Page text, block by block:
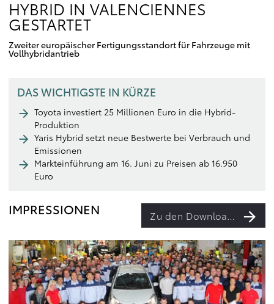
HYBRID IN VALENCIENNES
GESTARTET
Zweiter europäischer Fertigungsstandort für Fahrzeuge mit
Vollhybridantrieb
DAS WICHTIGSTE IN KÜRZE
Toyota investiert 25 Millionen Euro in die Hybrid-
Produktion
Yaris Hybrid setzt neue Bestwerte bei Verbrauch und
Emissionen
Markteinführung am 16. Juni zu Preisen ab 16.950
Euro
IMPRESSIONEN Zu den Downloads